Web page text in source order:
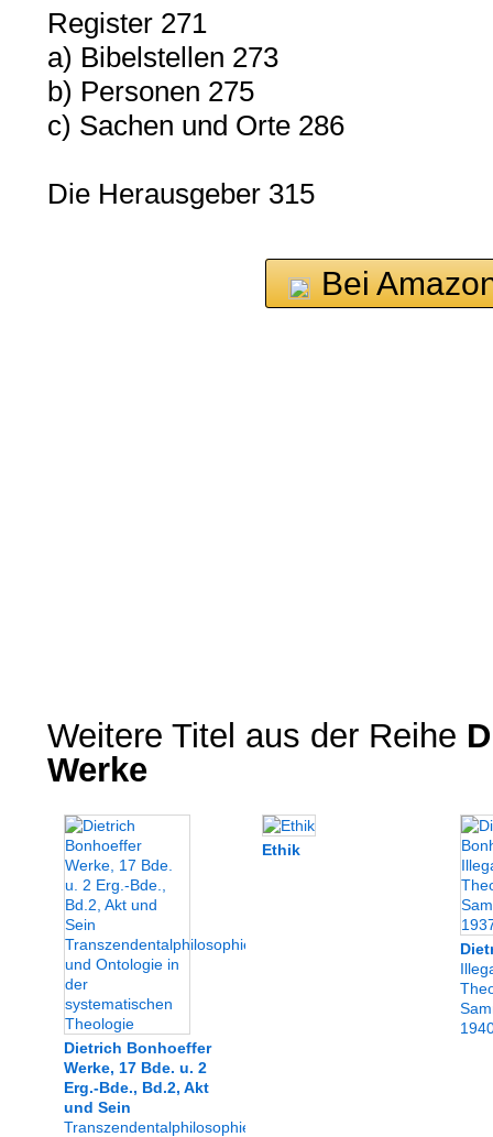
Register 271
a) Bibelstellen 273
b) Personen 275
c) Sachen und Orte 286
Die Herausgeber 315
Bei
Weitere Titel aus der Reihe
Werke
Dietrich Bonhoeffer
Werke, 17 Bde. u. 2
Erg.-Bde., Bd.2, Akt
und Sein
Transzendentalphilosophie
Ethik